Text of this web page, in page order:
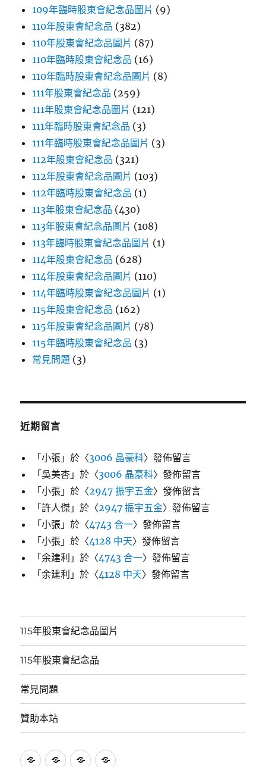
109年臨時股東會紀念品圖片 (9)
110年股東會紀念品 (382)
110年股東會紀念品圖片 (87)
110年臨時股東會紀念品 (16)
110年臨時股東會紀念品圖片 (8)
111年股東會紀念品 (259)
111年股東會紀念品圖片 (121)
111年臨時股東會紀念品 (3)
111年臨時股東會紀念品圖片 (3)
112年股東會紀念品 (321)
112年股東會紀念品圖片 (103)
112年臨時股東會紀念品 (1)
113年股東會紀念品 (430)
113年股東會紀念品圖片 (108)
113年臨時股東會紀念品圖片 (1)
114年股東會紀念品 (628)
114年股東會紀念品圖片 (110)
114年臨時股東會紀念品圖片 (1)
115年股東會紀念品 (162)
115年股東會紀念品圖片 (78)
115年臨時股東會紀念品 (3)
常見問題 (3)
近期留言
「小張 」於〈3006 晶豪科〉發佈留言
「吳美杏 」於〈3006 晶豪科〉發佈留言
「小張 」於〈2947 振宇五金〉發佈留言
「許人傑 」於〈2947 振宇五金〉發佈留言
「小張 」於〈4743 合一〉發佈留言
「小張 」於〈4128 中天〉發佈留言
「余建利 」於〈4743 合一〉發佈留言
「余建利 」於〈4128 中天〉發佈留言
115年股東會紀念品圖片
115年股東會紀念品
常見問題
贊助本站
115 115 常 贊